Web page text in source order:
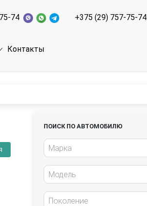
74 +375 (29) 757-75-74
Контакты
ПОИСК ПО АВТОМОБИЛЮ
Марка
Модель
Поколение